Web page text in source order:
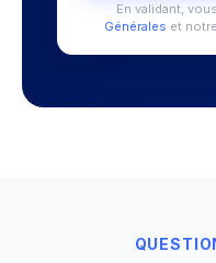
En validant,
Générales et notre